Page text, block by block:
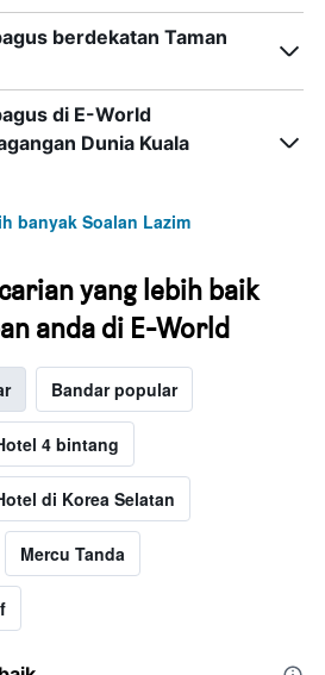
berdekatan Taman
di E-World
Dunia Kuala
banyak Soalan Lazim
yang lebih baik
anda di E-World
Bandar popular
4 bintang
di Korea Selatan
Mercu Tanda